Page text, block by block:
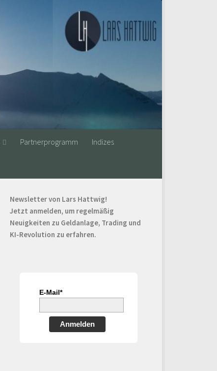
Partnerprogramm Indizes
Newsletter von Lars Hattwig!
Jetzt anmelden, um regelmäßig
Neuigkeiten zu Geldanlage, Trading und
KI-Revolution zu erfahren.
E-Mail*
Anmelden